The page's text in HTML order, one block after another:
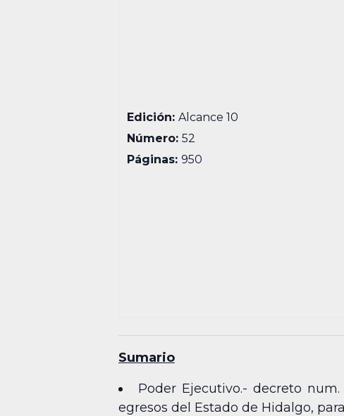
Edición:Alcance 10
Número:52
Páginas:950
Sumario
Poder Ejecutivo.- decreto
egresos del Estado de Hidalgo,